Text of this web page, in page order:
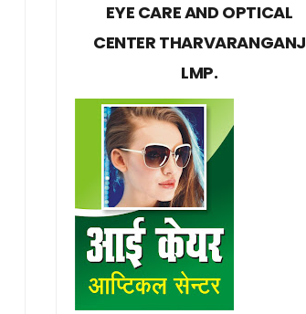
EYE CARE AND OPTICAL
CENTER THARVARANGANJ
LMP.